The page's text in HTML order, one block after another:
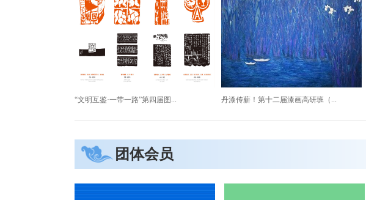
“文明互鉴·一带一路”第四届图... 丹漆传薪！第十二届漆画高研班（...
团体会员